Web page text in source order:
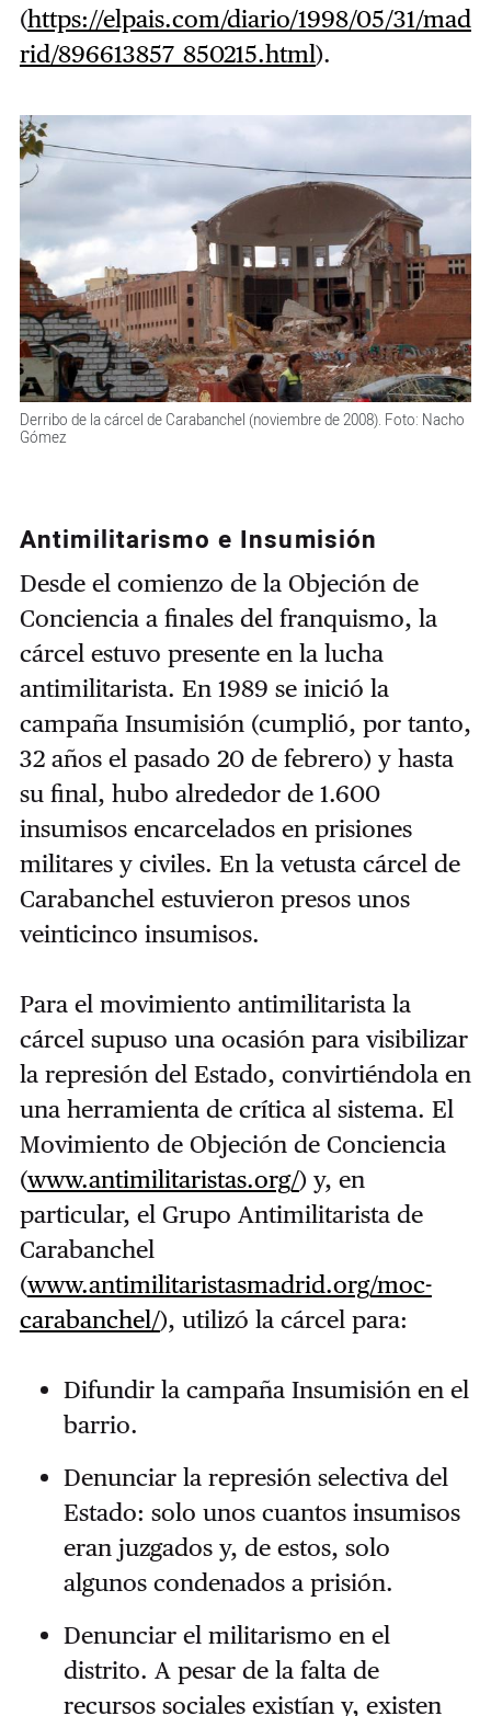
(https://elpais.com/diario/1998/05/31/mad
rid/896613857_850215.html).
Derribo de la cárcel de Carabanchel (noviembre de 2008). Foto: Nacho
Gómez
Antimilitarismo e Insumisión
Desde el comienzo de la Objeción de
Conciencia a finales del franquismo, la
cárcel estuvo presente en la lucha
antimilitarista. En 1989 se inició la
campaña Insumisión (cumplió, por tanto,
32 años el pasado 20 de febrero) y hasta
su final, hubo alrededor de 1.600
insumisos encarcelados en prisiones
militares y civiles. En la vetusta cárcel de
Carabanchel estuvieron presos unos
veinticinco insumisos.
Para el movimiento antimilitarista la
cárcel supuso una ocasión para visibilizar
la represión del Estado, convirtiéndola en
una herramienta de crítica al sistema. El
Movimiento de Objeción de Conciencia
(www.antimilitaristas.org/) y, en
particular, el Grupo Antimilitarista de
Carabanchel
(www.antimilitaristasmadrid.org/moc-
carabanchel/), utilizó la cárcel para:
Difundir la campaña Insumisión en el
barrio.
Denunciar la represión selectiva del
Estado: solo unos cuantos insumisos
eran juzgados y, de estos, solo
algunos condenados a prisión.
Denunciar el militarismo en el
distrito. A pesar de la falta de
recursos sociales existían y, existen